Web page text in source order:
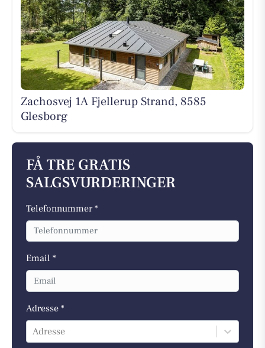
Zachosvej 1A Fjellerup Strand, 8585
Glesborg
FÅ TRE GRATIS
SALGSVURDERINGER
Telefonnummer *
Email *
Adresse *
Adresse